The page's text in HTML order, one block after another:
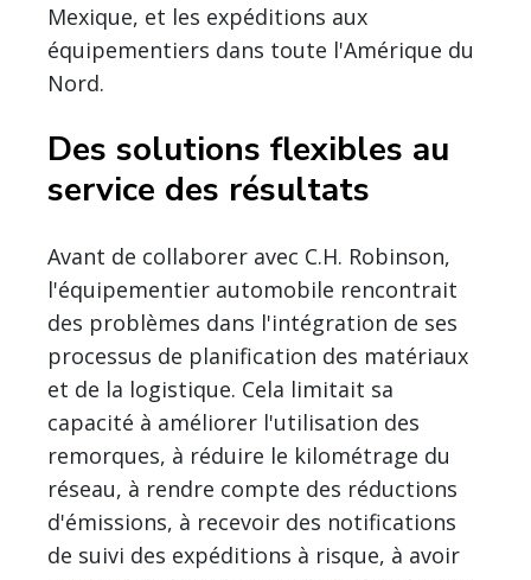
Mexique, et les expéditions aux
équipementiers dans toute l'Amérique du
Nord.
Des solutions flexibles au
service des résultats
Avant de collaborer avec C.H. Robinson,
l'équipementier automobile rencontrait
des problèmes dans l'intégration de ses
processus de planification des matériaux
et de la logistique. Cela limitait sa
capacité à améliorer l'utilisation des
remorques, à réduire le kilométrage du
réseau, à rendre compte des réductions
d'émissions, à recevoir des notifications
de suivi des expéditions à risque, à avoir